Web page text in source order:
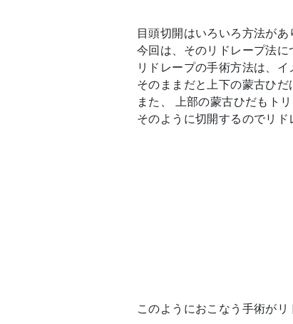
目頭切開はいろいろ方法が
今回は、そのリドレープ法に
リドレープの手術方法は、
そのままだと上下の蒙古ひ
また、 上部の蒙古ひだもト
そのように切開するのでリ
このようにおこなう手術がリ